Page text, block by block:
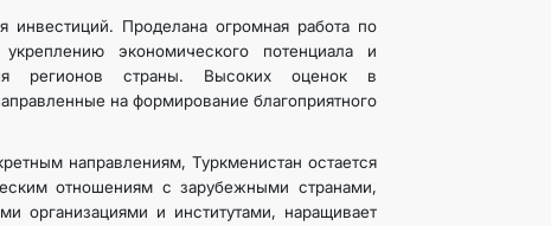
инвестиций. Проделана огромная работа по
экономического потенциала и
регионов страны. Высоких оценок в
на формирование благоприятного
направлениям, Туркменистан остается
отношениям с зарубежными странами,
организациями и институтами, наращивает